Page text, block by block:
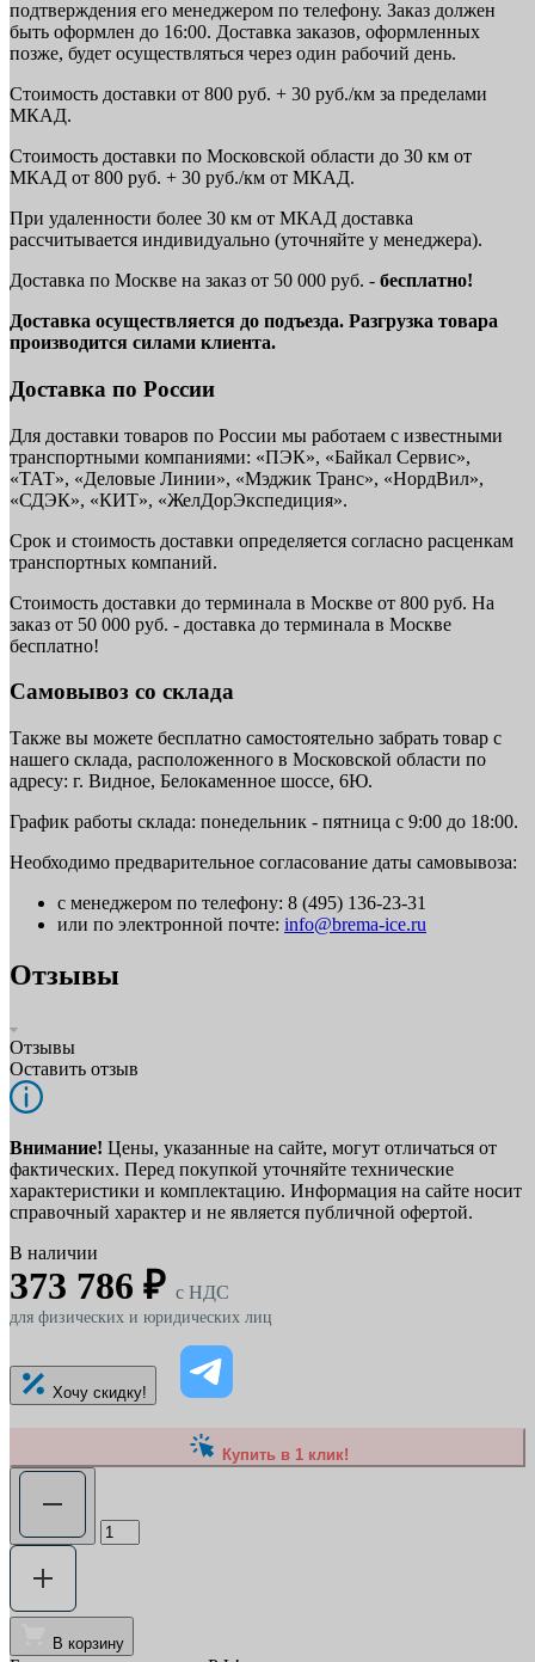
подтверждения его менеджером по телефону. Заказ должен
быть оформлен до 16:00. Доставка заказов, оформленных
позже, будет осуществляться через один рабочий день.
Стоимость доставки от 800 руб. + 30 руб./км за пределами
МКАД.
Стоимость доставки по Московской области до 30 км от
МКАД от 800 руб. + 30 руб./км от МКАД.
При удаленности более 30 км от МКАД доставка
рассчитывается индивидуально (уточняйте у менеджера).
Доставка по Москве на заказ от 50 000 руб. - бесплатно!
Доставка осуществляется до подъезда. Разгрузка товара
производится силами клиента.
Доставка по России
Для доставки товаров по России мы работаем с известными
транспортными компаниями: «ПЭК», «Байкал Сервис»,
«ТАТ», «Деловые Линии», «Мэджик Транс», «НордВил»,
«СДЭК», «КИТ», «ЖелДорЭкспедиция».
Срок и стоимость доставки определяется согласно расценкам
транспортных компаний.
Стоимость доставки до терминала в Москве от 800 руб. На
заказ от 50 000 руб. - доставка до терминала в Москве
бесплатно!
Самовывоз со склада
Также вы можете бесплатно самостоятельно забрать товар с
нашего склада, расположенного в Московской области по
адресу: г. Видное, Белокаменное шоссе, 6Ю.
График работы склада: понедельник - пятница с 9:00 до 18:00.
Необходимо предварительное согласование даты самовывоза:
с менеджером по телефону: 8 (495) 136-23-31
или по электронной почте: info@brema-ice.ru
Отзывы
Отзывы
Оставить отзыв
Внимание! Цены, указанные на сайте, могут отличаться от
фактических. Перед покупкой уточняйте технические
характеристики и комплектацию. Информация на сайте носит
справочный характер и не является публичной офертой.
В наличии
373 786 ₽ c НДС
для физических и юридических лиц
Хочу скидку!
Купить в 1 клик!
В корзину